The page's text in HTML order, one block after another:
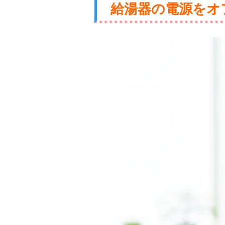
給湯器の電源を